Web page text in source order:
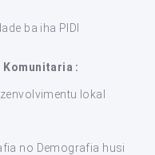
ba iha PIDI
Komunitaria :
lokal
no Demografia husi